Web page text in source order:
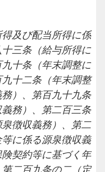
及び配当所得に係
三条（給与所得に
十条（年末調整に
十二条（年末調整
）、第百九十九条
義務）、第二百三条
徴収義務）、第二
に係る源泉徴収義
契約等に基づく年
二百九条の二（定